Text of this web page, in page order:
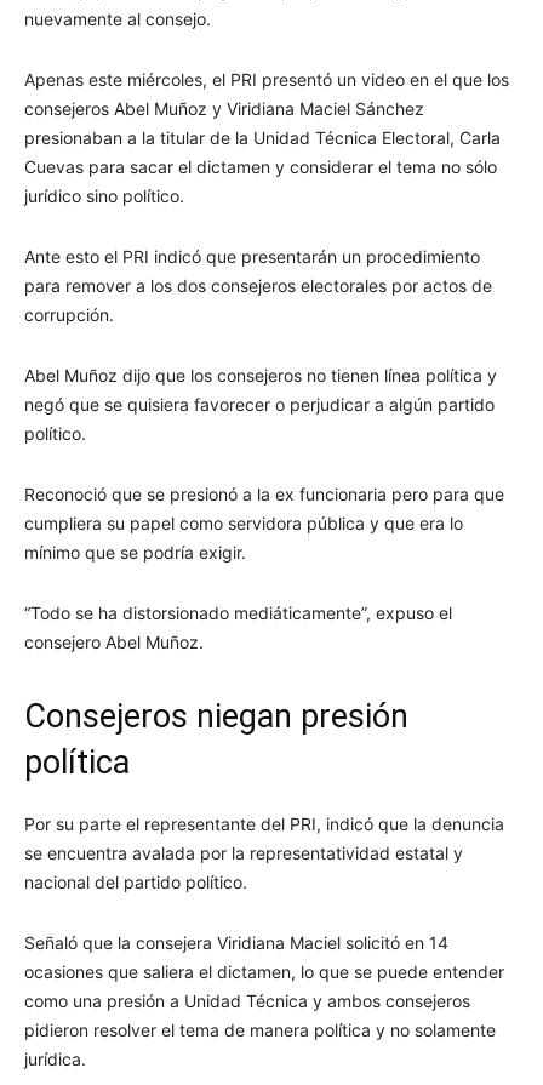
nuevamente al consejo.
Apenas este miércoles, el PRI presentó un video en el que los
consejeros Abel Muñoz y Viridiana Maciel Sánchez
presionaban a la titular de la Unidad Técnica Electoral, Carla
Cuevas para sacar el dictamen y considerar el tema no sólo
jurídico sino político.
Ante esto el PRI indicó que presentarán un procedimiento
para remover a los dos consejeros electorales por actos de
corrupción.
Abel Muñoz dijo que los consejeros no tienen línea política y
negó que se quisiera favorecer o perjudicar a algún partido
político.
Reconoció que se presionó a la ex funcionaria pero para que
cumpliera su papel como servidora pública y que era lo
mínimo que se podría exigir.
“Todo se ha distorsionado mediáticamente”, expuso el
consejero Abel Muñoz.
Consejeros niegan presión
política
Por su parte el representante del PRI, indicó que la denuncia
se encuentra avalada por la representatividad estatal y
nacional del partido político.
Señaló que la consejera Viridiana Maciel solicitó en 14
ocasiones que saliera el dictamen, lo que se puede entender
como una presión a Unidad Técnica y ambos consejeros
pidieron resolver el tema de manera política y no solamente
jurídica.